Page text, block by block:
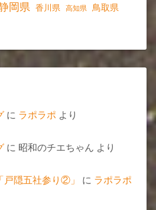
岡県 香川県 高知県 鳥取県
に ラポラポ より
に 昭和のチエちゃん より
戸隠五社参り②」 に ラポラポ